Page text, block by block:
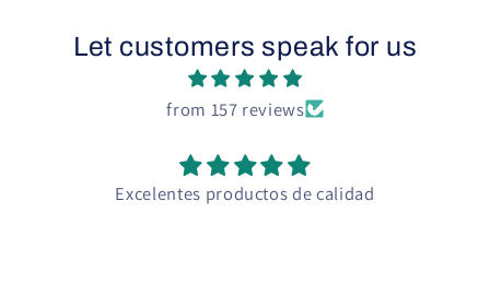
Let customers speak for us
from 157 reviews
Excelentes productos de calidad